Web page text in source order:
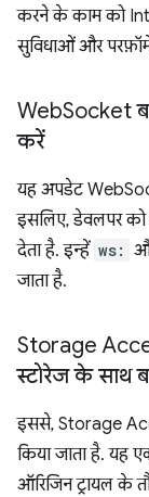
करने के काम को
सुविधाओं और
WebSocket
करें
यह अपडेट
इसलिए, डेवलपर
देता है. इन्हें ws:
जाता है.
Storage
स्टोरेज के साथ
इससे, Storage
किया जाता है. यह
ऑरिजिन ट्रायल के